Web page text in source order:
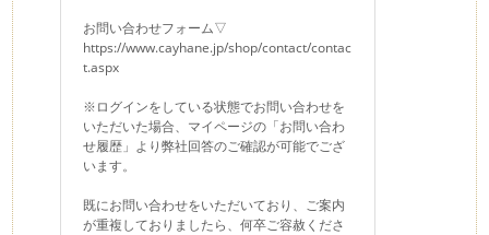
お問い合わせフォーム▽
https://www.cayhane.jp/shop/contact/contac
t.aspx
※ログインをしている状態でお問い合わせを
いただいた場合、マイページの「お問い合わ
せ履歴」より弊社回答のご確認が可能でござ
います。
既にお問い合わせをいただいており、ご案内
が重複しておりましたら、何卒ご容赦くださ